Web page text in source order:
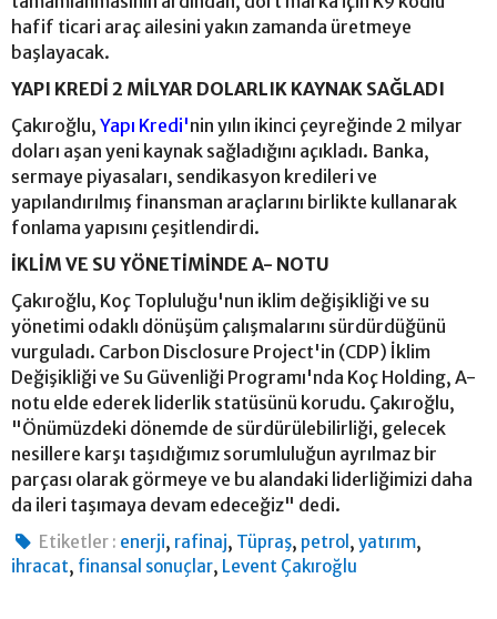
hafif ticari araç ailesini yakın zamanda üretmeye
başlayacak.
YAPI KREDİ 2 MİLYAR DOLARLIK KAYNAK SAĞLADI
Çakıroğlu, Yapı Kredi'nin yılın ikinci çeyreğinde 2 milyar
doları aşan yeni kaynak sağladığını açıkladı. Banka,
sermaye piyasaları, sendikasyon kredileri ve
yapılandırılmış finansman araçlarını birlikte kullanarak
fonlama yapısını çeşitlendirdi.
İKLİM VE SU YÖNETİMİNDE A- NOTU
Çakıroğlu, Koç Topluluğu'nun iklim değişikliği ve su
yönetimi odaklı dönüşüm çalışmalarını sürdürdüğünü
vurguladı. Carbon Disclosure Project'in (CDP) İklim
Değişikliği ve Su Güvenliği Programı'nda Koç Holding, A-
notu elde ederek liderlik statüsünü korudu. Çakıroğlu,
"Önümüzdeki dönemde de sürdürülebilirliği, gelecek
nesillere karşı taşıdığımız sorumluluğun ayrılmaz bir
parçası olarak görmeye ve bu alandaki liderliğimizi daha
da ileri taşımaya devam edeceğiz" dedi.
Etiketler : enerji, rafinaj, Tüpraş, petrol ,yatırım,
ihracat, finansal sonuçlar, Levent Çakıroğlu